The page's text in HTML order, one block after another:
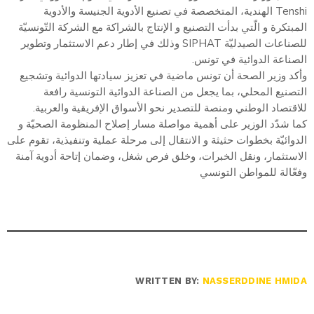
Tenshi الهندية، المتخصصة في تصنيع الأدوية الجنيسة والأدوية
المبتكرة و الّتي بدأت التصنيع و الإنتاج بالشراكة مع الشركة التّونسيّة
للصناعات الصيدليّة SIPHAT وذلك في إطار دعم الاستثمار وتطوير
الصناعة الدوائية في تونس.
وأكد وزير الصحة أن تونس ماضية في تعزيز سيادتها الدوائية وتشجيع
التصنيع المحلي، بما يجعل من الصناعة الدوائية التونسية رافعة
للاقتصاد الوطني ومنصة للتصدير نحو الأسواق الإفريقية والعربية.
كما شدّد الوزير على أهمية مواصلة مسار إصلاح المنظومة الصحيّة و
الدوائيّة بخطوات حثيثة و الانتقال إلى مرحلة عملية وتنفيذية، تقوم على
الاستثمار، ونقل الخبرات، وخلق فرص شغل، وضمان إتاحة أدوية آمنة
وفعّالة للمواطن التونسي
WRITTEN BY: NASSERDDINE HMIDA